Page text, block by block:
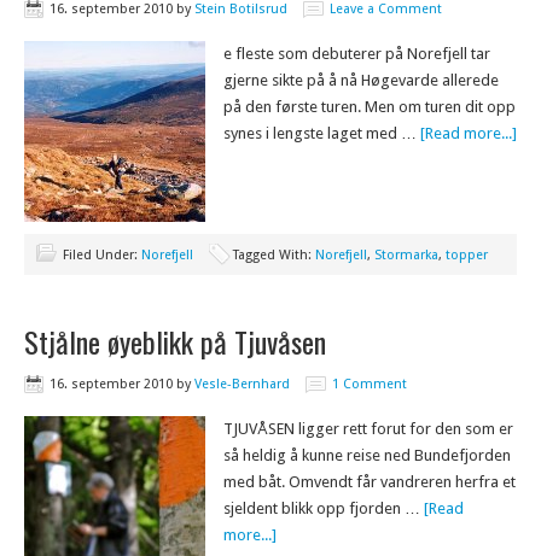
16. september 2010 by Stein Botilsrud Leave a Comment
e fleste som debuterer på Norefjell tar
gjerne sikte på å nå Høgevarde allerede
på den første turen. Men om turen dit opp
synes i lengste laget med … [Read more...]
Filed Under: Norefjell Tagged With: Norefjell, Stormarka, topper
Stjålne øyeblikk på Tjuvåsen
16. september 2010 byVesle-Bernhard 1 Comment
TJUVÅSEN ligger rett forut for den som er
så heldig å kunne reise ned Bundefjorden
med båt. Omvendt får vandreren herfra et
sjeldent blikk opp fjorden … [Read
more...]